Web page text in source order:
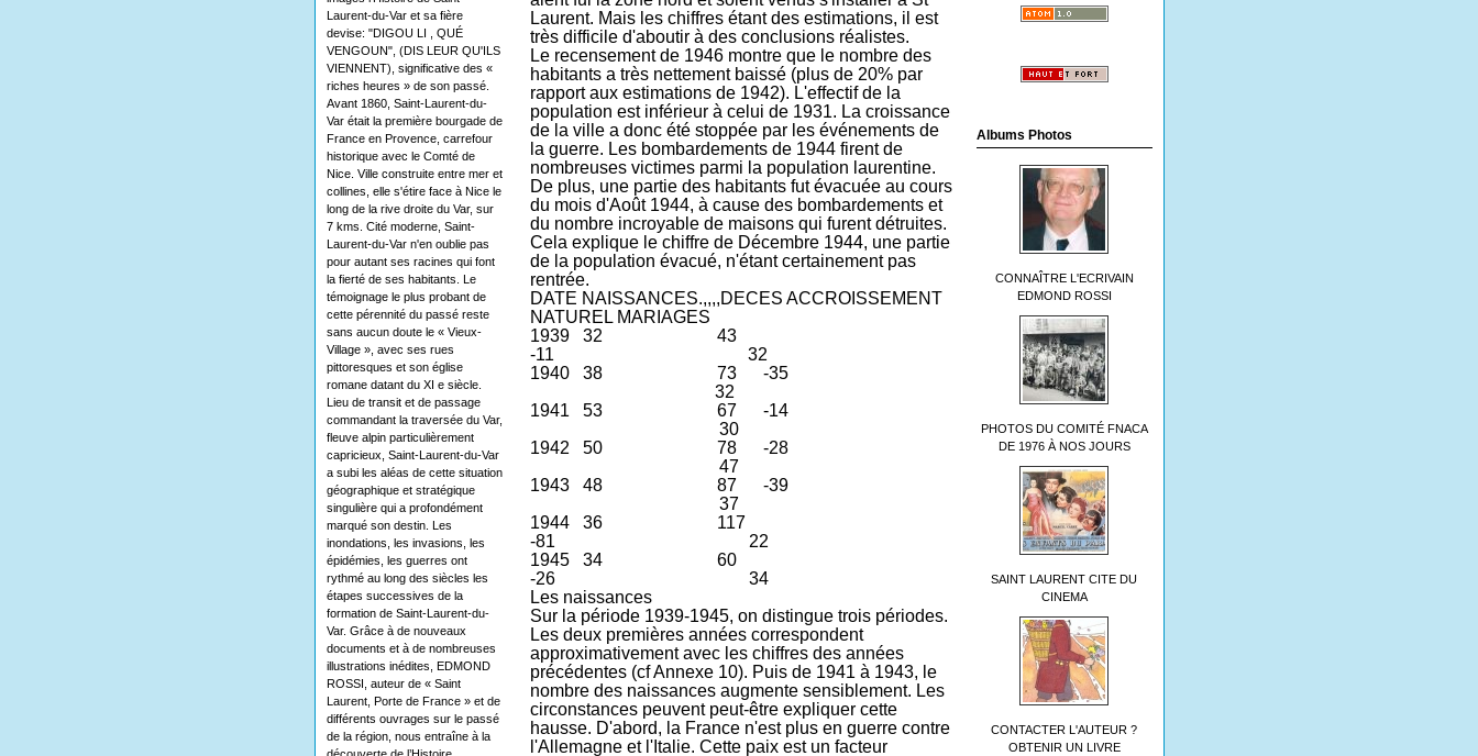
Laurent-du-Var et sa fière
devise: "DIGOU LI , QUÉ
VENGOUN", (DIS LEUR QU'ILS
VIENNENT), significative des «
riches heures » de son passé.
Avant 1860, Saint-Laurent-du-
Var était la première bourgade de
France en Provence, carrefour
historique avec le Comté de
Nice. Ville construite entre mer et
collines, elle s'étire face à Nice le
long de la rive droite du Var, sur
7 kms. Cité moderne, Saint-
Laurent-du-Var n'en oublie pas
pour autant ses racines qui font
la fierté de ses habitants. Le
témoignage le plus probant de
cette pérennité du passé reste
sans aucun doute le « Vieux-
Village », avec ses rues
pittoresques et son église
romane datant du XI e siècle.
Lieu de transit et de passage
commandant la traversée du Var,
fleuve alpin particulièrement
capricieux, Saint-Laurent-du-Var
a subi les aléas de cette situation
géographique et stratégique
singulière qui a profondément
marqué son destin. Les
inondations, les invasions, les
épidémies, les guerres ont
rythmé au long des siècles les
étapes successives de la
formation de Saint-Laurent-du-
Var. Grâce à de nouveaux
documents et à de nombreuses
illustrations inédites, EDMOND
ROSSI, auteur de « Saint
Laurent, Porte de France » et de
différents ouvrages sur le passé
de la région, nous entraîne à la
Albums Photos
CONNAÎTRE L'ECRIVAIN
EDMOND ROSSI
PHOTOS DU COMITÉ FNACA
DE 1976 À NOS JOURS
SAINT LAURENT CITE DU
CINEMA
CONTACTER L'AUTEUR ?
OBTENIR UN LIVRE
Laurent. Mais les chiffres étant des estimations, il est
très difficile d'aboutir à des conclusions réalistes.
Le recensement de 1946 montre que le nombre des
habitants a très nettement baissé (plus de 20% par
rapport aux estimations de 1942). L'effectif de la
population est inférieur à celui de 1931. La croissance
de la ville a donc été stoppée par les événements de
la guerre. Les bombardements de 1944 firent de
nombreuses victimes parmi la population laurentine.
De plus, une partie des habitants fut évacuée au cours
du mois d'Août 1944, à cause des bombardements et
du nombre incroyable de maisons qui furent détruites.
Cela explique le chiffre de Décembre 1944, une partie
de la population évacué, n'étant certainement pas
rentrée.
DATE NAISSANCES.,,,,DECES ACCROISSEMENT
NATUREL MARIAGES
1939
32
43
-11
32
1940
38 73
-35
32
1941
53 67
-14
30
1942
50 78
-28
47
1943
48 87
-39
37
1944
36
117
-81
22
1945
34
60
-26
34
Les naissances
Sur la période 1939-1945, on distingue trois périodes.
Les deux premières années correspondent
approximativement avec les chiffres des années
précédentes (cf Annexe 10). Puis de 1941 à 1943, le
nombre des naissances augmente sensiblement. Les
circonstances peuvent peut-être expliquer cette
hausse. D'abord, la France n'est plus en guerre contre
l'Allemagne et l'Italie. Cette paix est un facteur